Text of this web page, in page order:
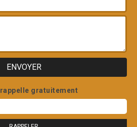
rappelle gratuitement